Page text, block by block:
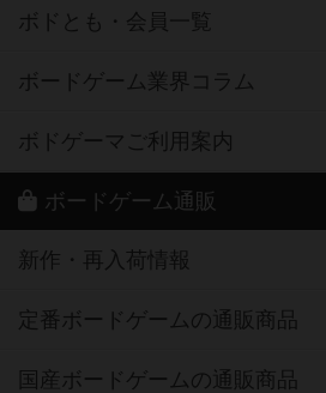
ボドとも・会員一覧
ボードゲーム業界コラム
ボドゲーマご利用案内
ボードゲーム通販
新作・再入荷情報
定番ボードゲームの通販商品
国産ボードゲームの通販商品